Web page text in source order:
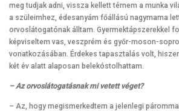
meg tudjak adni, vissza kellett térnem a munka
a szüleimhez, édesanyám főállású nagymama
orvoslátogatónak álltam. Gyermektápszerekkel
képviseltem vas, veszprém és győr-moson-
vonatkozásában. Érdekes tapasztalás volt,
két év alatt alaposan belekóstolhattam.
– Az orvoslátogatásnak mi vetett véget?
– Az, hogy megismerkedtem a jelenlegi